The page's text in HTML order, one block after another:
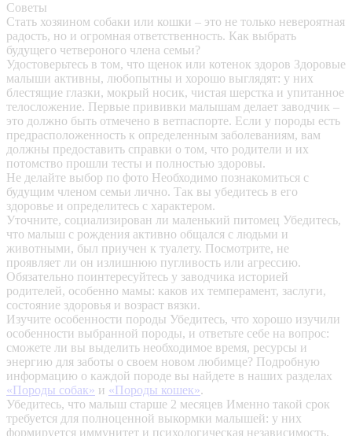
Советы
Стать хозяином собаки или кошки – это не только невероятная
радость, но и огромная ответственность. Как выбрать
будущего четвероного члена семьи?
Удостоверьтесь в том, что щенок или котенок здоров Здоровые
малыши активны, любопытны и хорошо выглядят: у них
блестящие глазки, мокрый носик, чистая шерстка и упитанное
телосложение. Первые прививки малышам делает заводчик –
это должно быть отмечено в ветпаспорте. Если у породы есть
предрасположенность к определенным заболеваниям, вам
должны предоставить справки о том, что родители и их
потомство прошли тесты и полностью здоровы.
Не делайте выбор по фото Необходимо познакомиться с
будущим членом семьи лично. Так вы убедитесь в его
здоровье и определитесь с характером.
Уточните, социализирован ли маленький питомец Убедитесь,
что малыш с рождения активно общался с людьми и
животными, был приучен к туалету. Посмотрите, не
проявляет ли он излишнюю пугливость или агрессию.
Обязательно поинтересуйтесь у заводчика историей
родителей, особенно мамы: каков их темперамент, заслуги,
состояние здоровья и возраст вязки.
Изучите особенности породы Убедитесь, что хорошо изучили
особенности выбранной породы, и ответьте себе на вопрос:
сможете ли вы выделить необходимое время, ресурсы и
энергию для заботы о своем новом любимце? Подробную
информацию о каждой породе вы найдете в наших разделах
«Породы собак» и «Породы кошек».
Убедитесь, что малыш старше 2 месяцев Именно такой срок
требуется для полноценной выкормки малышей: у них
формируется иммунитет и психологическая независимость.